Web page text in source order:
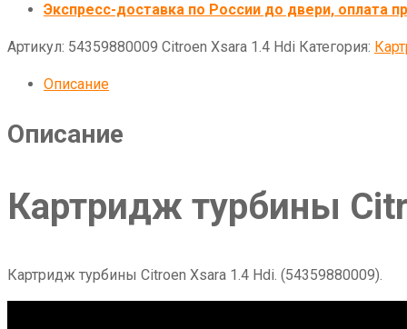
Экспресс-доставка по России до двери, оплата
Артикул: 54359880009 Citroen Xsara 1.4 Hdi Категория:
Описание
Описание
Картридж турбины
Картридж турбины Citroen Xsara 1.4 Hdi. (54359880009).